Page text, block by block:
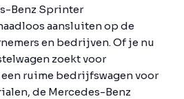
Benz Sprinter
aansluiten op de
en bedrijven. Of je nu
zoekt voor
ruime bedrijfswagen voor
de Mercedes-Benz